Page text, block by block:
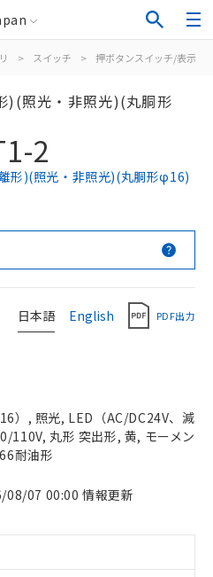
> スイッチ > 押ボタンスイッチ/表示灯
)(照光・非照光)(丸胴形
2
形)(照光・非照光)(丸胴形φ16)
日本語 English PDF出力
）, 照光, LED（AC/DC24V、減
110V, 丸形 突出形, 黄, モーメン
耐油形
08/07 00:00 情報更新